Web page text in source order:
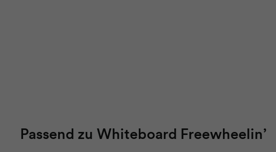
Passend zu Whiteboard Freewheelin’